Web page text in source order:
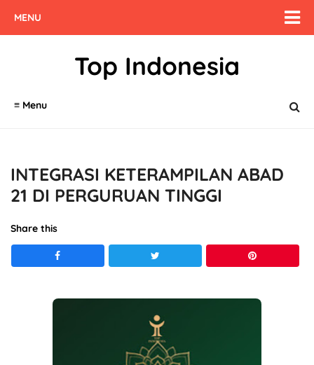
MENU
Top Indonesia
≡ Menu
INTEGRASI KETERAMPILAN ABAD
21 DI PERGURUAN TINGGI